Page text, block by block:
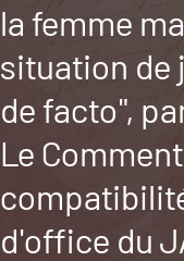
la femme
situation de
de facto",
Le
d'office du